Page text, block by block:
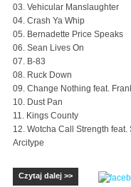
03. Vehicular Manslaughter
04. Crash Ya Whip
05. Bernadette Price Speaks
06. Sean Lives On
07. B-83
08. Ruck Down
09. Change Nothing feat.
10. Dust Pan
11. Kings County
12. Wotcha Call Strength feat.
Arcitype
Czytaj dalej >>